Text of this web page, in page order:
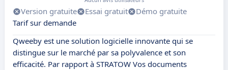
Version gratuite Essai gratuit
Démo gratuite
Tarif sur demande
Qweeby est une solution logicielle innovante qui se
distingue sur le marché par sa polyvalence et son
efficacité. Par rapport à STRATOW Vos documents